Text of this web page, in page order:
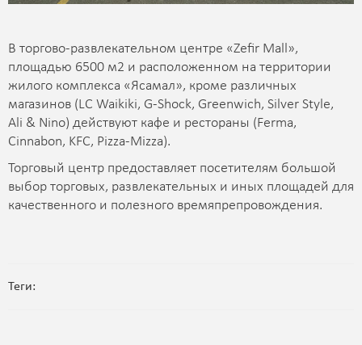
В торгово-развлекательном центре «Zefir Mall»,
площадью 6500 м2 и расположенном на территории
жилого комплекса «Ясамал», кроме различных
магазинов (LC Waikiki, G-Shock, Greenwich, Silver Style,
Ali & Nino) действуют кафе и рестораны (Ferma,
Cinnabon, KFC, Pizza-Mizza).
Торговый центр предоставляет посетителям большой
выбор торговых, развлекательных и иных площадей для
качественного и полезного времяпрепровождения.
Теги: